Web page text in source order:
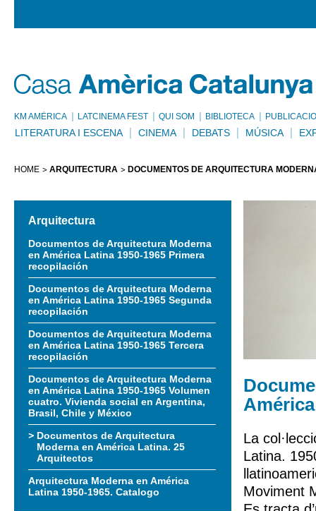
KM AMÈRICA LATCINEMA FEST QUI SOM BIBLIOTECA
LITERATURA I ESCENA CINEMA DEBATS MÚSICA
HOME ARQUITECTURA DOCUMENTOS DE ARQUITECTURA
La
Latina.
Moviment
Arquitectura
Documentos de Arquitectura Moderna
en América Latina 1950-1965 Primera
recopilación
Documentos de Arquitectura Moderna
en América Latina 1950-1965 Segunda
recopilación
Documentos de Arquitectura Moderna
en América Latina 1950-1965 Tercera
recopilación
Documentos de Arquitectura Moderna
en América Latina 1950-1965 Volumen
cuatro. Vivienda social en Argentina,
Brasil, Chile y México
Documentos de Arquitectura
Moderna en América Latina. 25
Arquitectos
Arquitectura Moderna en América
Latina 1950-1965. Catalogo